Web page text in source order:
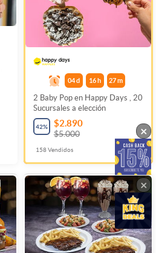
04 d 16 h 27m
2 Baby Pop en Happy Days , 20
Sucursales a elección
42% $2.890
$5.000
158Vendidos
×
×